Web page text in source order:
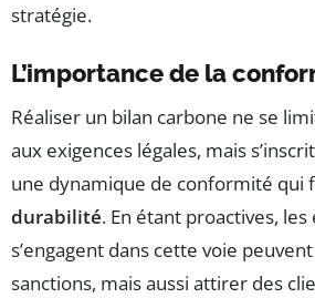
stratégie.
L’importance de la
Réaliser un bilan carbone ne se
aux exigences légales, mais
une dynamique de conformité qui
durabilité. En étant proactives,
s’engagent dans cette voie
sanctions, mais aussi attirer des